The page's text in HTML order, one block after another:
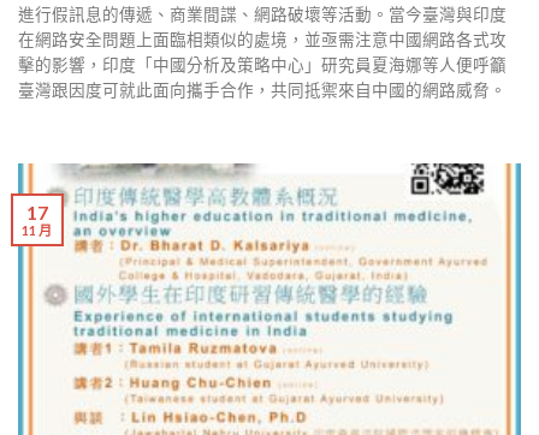
進行假訊息的傳遞、商業間諜、網路破壞等活動。當今臺灣與印度
在網路安全問題上面臨相類似的處境，並亟需注意中國網路各式攻
擊的影響，印度「中國分析及策略中心」研究員夏海娜等人便呼籲
臺灣跟因度可就此面向攜手合作，共同抵禦來自中國的網路威脅。
17
11 月